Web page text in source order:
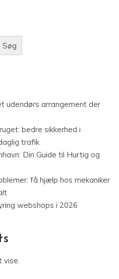
Søg
udendørs arrangement der
bedre sikkerhed i
trafik
Din Guide til Hurtig og
få hjælp hos mekaniker
webshops i 2026
vise.